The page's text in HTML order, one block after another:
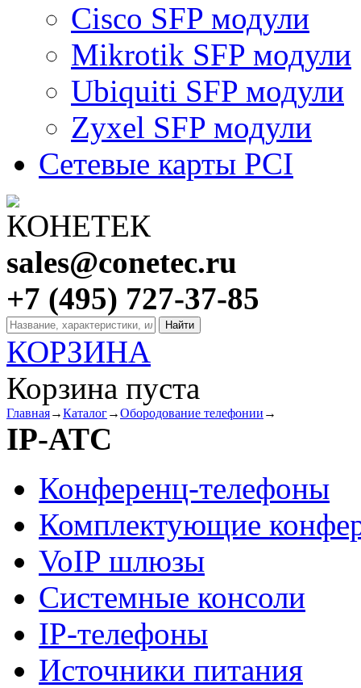
Cisco SFP модули
Mikrotik SFP модули
Ubiquiti SFP модули
Zyxel SFP модули
Сетевые карты PCI
sales@conetec.ru
+7 (495) 727-37-85
КОРЗИНА
Корзина пуста
Главная→Каталог→Обородование телефонии →
IP-АТС
Конференц-телефоны
Комплектующие
VoIP шлюзы
Системные консоли
IP-телефоны
Источники питания